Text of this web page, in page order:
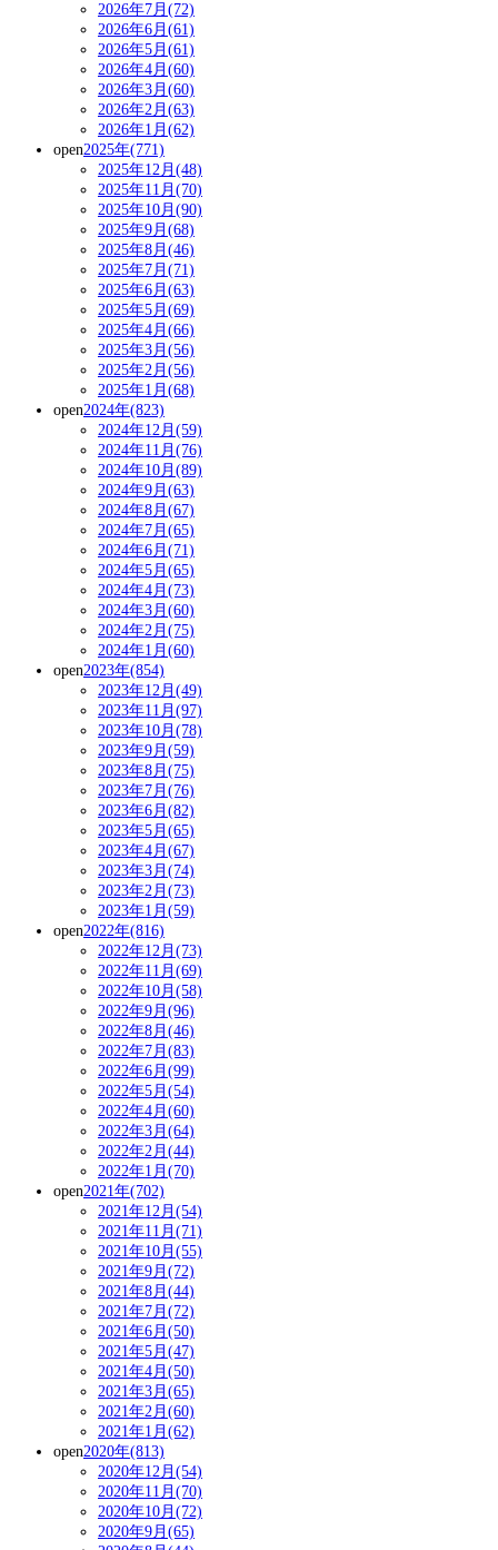
2026年7月(72)
2026年6月(61)
2026年5月(61)
2026年4月(60)
2026年3月(60)
2026年2月(63)
2026年1月(62)
open2025年(771)
2025年12月(48)
2025年11月(70)
2025年10月(90)
2025年9月(68)
2025年8月(46)
2025年7月(71)
2025年6月(63)
2025年5月(69)
2025年4月(66)
2025年3月(56)
2025年2月(56)
2025年1月(68)
open2024年(823)
2024年12月(59)
2024年11月(76)
2024年10月(89)
2024年9月(63)
2024年8月(67)
2024年7月(65)
2024年6月(71)
2024年5月(65)
2024年4月(73)
2024年3月(60)
2024年2月(75)
2024年1月(60)
open2023年(854)
2023年12月(49)
2023年11月(97)
2023年10月(78)
2023年9月(59)
2023年8月(75)
2023年7月(76)
2023年6月(82)
2023年5月(65)
2023年4月(67)
2023年3月(74)
2023年2月(73)
2023年1月(59)
open2022年(816)
2022年12月(73)
2022年11月(69)
2022年10月(58)
2022年9月(96)
2022年8月(46)
2022年7月(83)
2022年6月(99)
2022年5月(54)
2022年4月(60)
2022年3月(64)
2022年2月(44)
2022年1月(70)
open2021年(702)
2021年12月(54)
2021年11月(71)
2021年10月(55)
2021年9月(72)
2021年8月(44)
2021年7月(72)
2021年6月(50)
2021年5月(47)
2021年4月(50)
2021年3月(65)
2021年2月(60)
2021年1月(62)
open2020年(813)
2020年12月(54)
2020年11月(70)
2020年10月(72)
2020年9月(65)